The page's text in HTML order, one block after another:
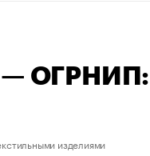
— ОГРНИП:
изделиями